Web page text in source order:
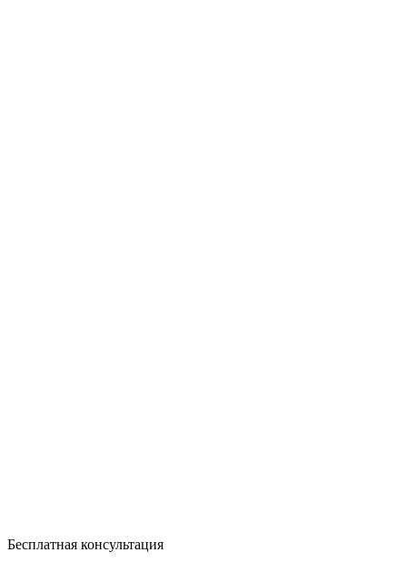
Бесплатная консультация